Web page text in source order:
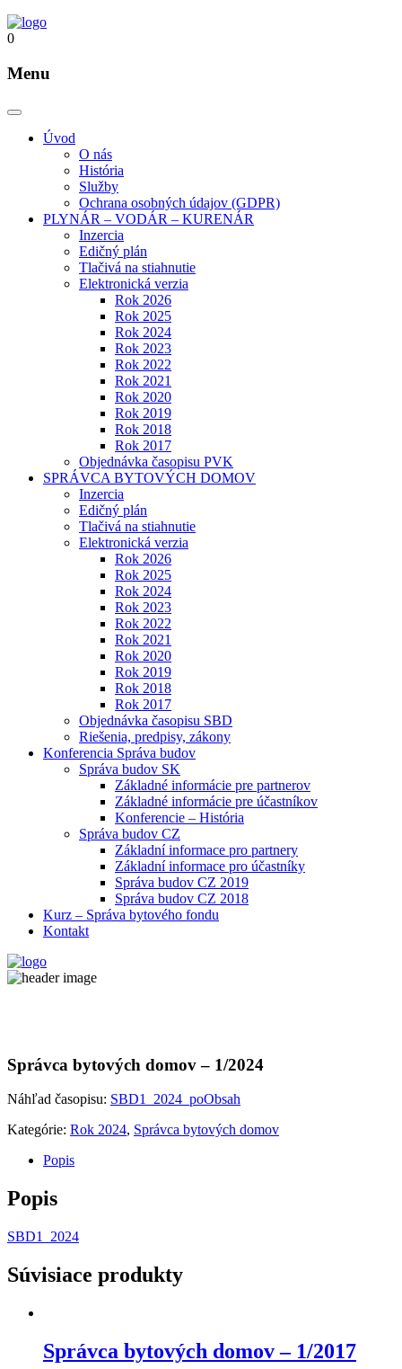
0
Menu
Úvod
O nás
História
Služby
Ochrana osobných údajov (GDPR)
PLYNÁR – VODÁR – KURENÁR
Inzercia
Edičný plán
Tlačivá na stiahnutie
Elektronická verzia
Rok 2026
Rok 2025
Rok 2024
Rok 2023
Rok 2022
Rok 2021
Rok 2020
Rok 2019
Rok 2018
Rok 2017
Objednávka časopisu PVK
SPRÁVCA BYTOVÝCH DOMOV
Inzercia
Edičný plán
Tlačivá na stiahnutie
Elektronická verzia
Rok 2026
Rok 2025
Rok 2024
Rok 2023
Rok 2022
Rok 2021
Rok 2020
Rok 2019
Rok 2018
Rok 2017
Objednávka časopisu SBD
Riešenia, predpisy, zákony
Konferencia Správa budov
Správa budov SK
Základné informácie pre partnerov
Základné informácie pre účastníkov
Konferencie – História
Správa budov CZ
Základní informace pro partnery
Základní informace pro účastníky
Správa budov CZ 2019
Správa budov CZ 2018
Kurz – Správa bytového fondu
Kontakt
Správca bytových domov – 1/2024
Náhľad časopisu: SBD1_2024_poObsah
Kategórie: Rok 2024, Správca bytových domov
Popis
Popis
SBD1_2024
Súvisiace produkty
Správca bytových domov – 1/2017